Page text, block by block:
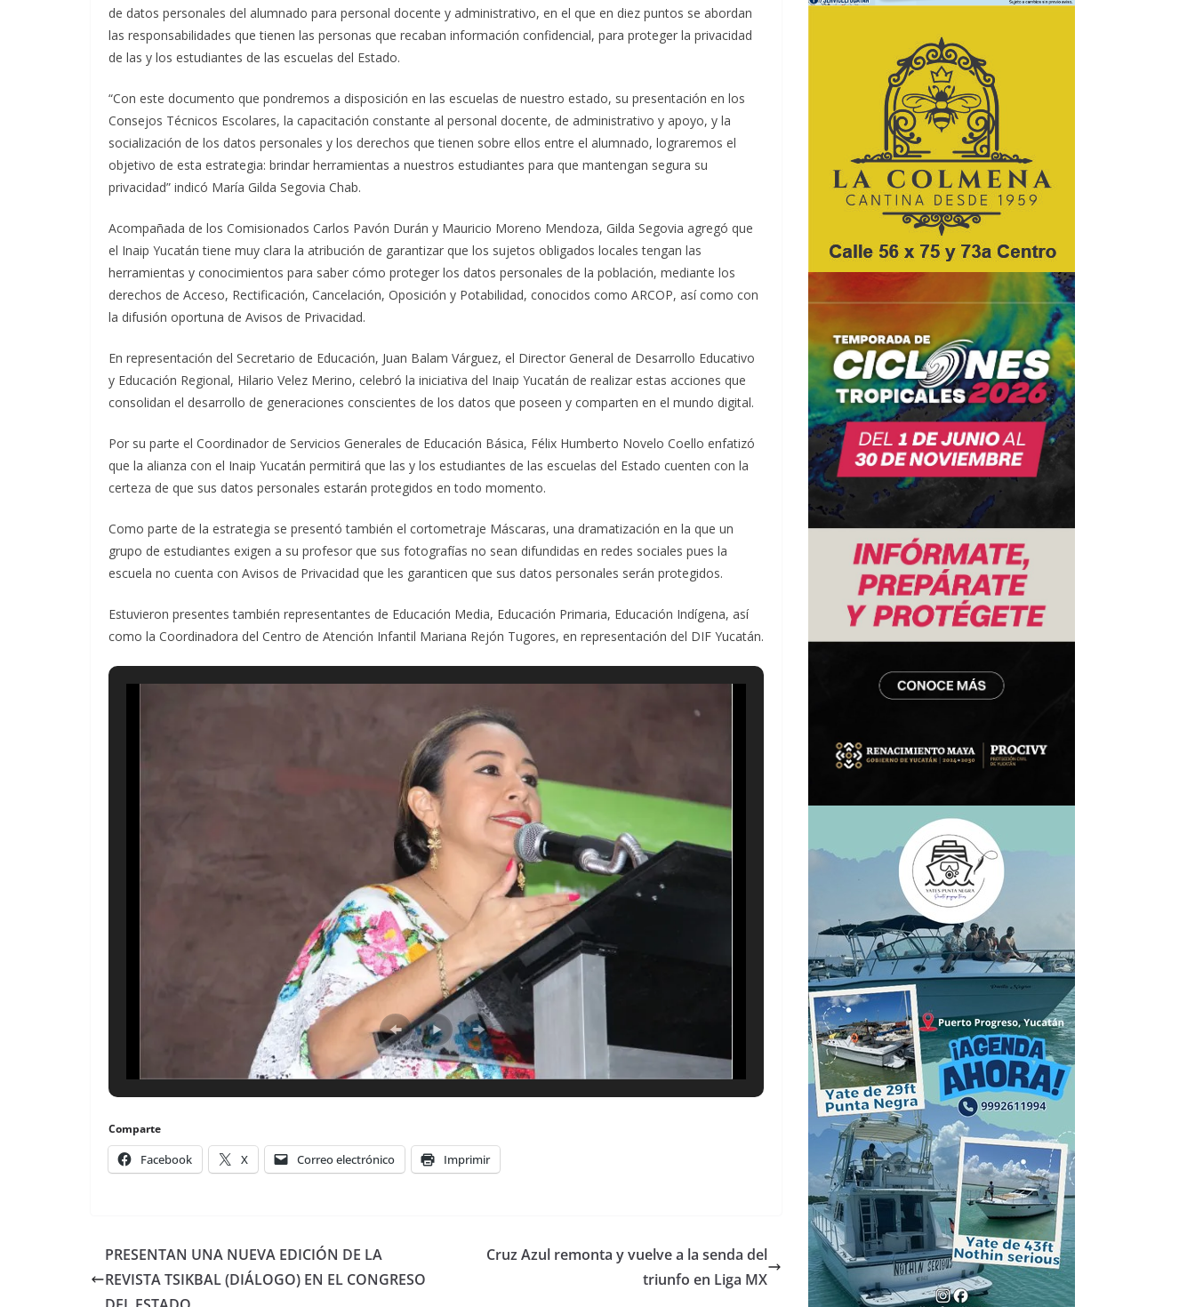
de datos personales del alumnado para personal docente y administrativo, en el que en diez puntos se abordan
las responsabilidades que tienen las personas que recaban información confidencial, para proteger la privacidad
de las y los estudiantes de las escuelas del Estado.
“Con este documento que pondremos a disposición en las escuelas de nuestro estado, su presentación en los
Consejos Técnicos Escolares, la capacitación constante al personal docente, de administrativo y apoyo, y la
socialización de los datos personales y los derechos que tienen sobre ellos entre el alumnado, lograremos el
objetivo de esta estrategia: brindar herramientas a nuestros estudiantes para que mantengan segura su
privacidad” indicó María Gilda Segovia Chab.
Acompañada de los Comisionados Carlos Pavón Durán y Mauricio Moreno Mendoza, Gilda Segovia agregó que
el Inaip Yucatán tiene muy clara la atribución de garantizar que los sujetos obligados locales tengan las
herramientas y conocimientos para saber cómo proteger los datos personales de la población, mediante los
derechos de Acceso, Rectificación, Cancelación, Oposición y Potabilidad, conocidos como ARCOP, así como con
la difusión oportuna de Avisos de Privacidad.
En representación del Secretario de Educación, Juan Balam Várguez, el Director General de Desarrollo Educativo
y Educación Regional, Hilario Velez Merino, celebró la iniciativa del Inaip Yucatán de realizar estas acciones que
consolidan el desarrollo de generaciones conscientes de los datos que poseen y comparten en el mundo digital.
Por su parte el Coordinador de Servicios Generales de Educación Básica, Félix Humberto Novelo Coello enfatizó
que la alianza con el Inaip Yucatán permitirá que las y los estudiantes de las escuelas del Estado cuenten con la
certeza de que sus datos personales estarán protegidos en todo momento.
Como parte de la estrategia se presentó también el cortometraje Máscaras, una dramatización en la que un
grupo de estudiantes exigen a su profesor que sus fotografías no sean difundidas en redes sociales pues la
escuela no cuenta con Avisos de Privacidad que les garanticen que sus datos personales serán protegidos.
Estuvieron presentes también representantes de Educación Media, Educación Primaria, Educación Indígena, así
como la Coordinadora del Centro de Atención Infantil Mariana Rejón Tugores, en representación del DIF Yucatán.
Comparte
Facebook X Correo electrónico Imprimir
PRESENTAN UNA NUEVA EDICIÓN DE LA
REVISTA TSIKBAL (DIÁLOGO) EN EL CONGRESO
Cruz Azul remonta y vuelve a la senda del
triunfo en Liga MX